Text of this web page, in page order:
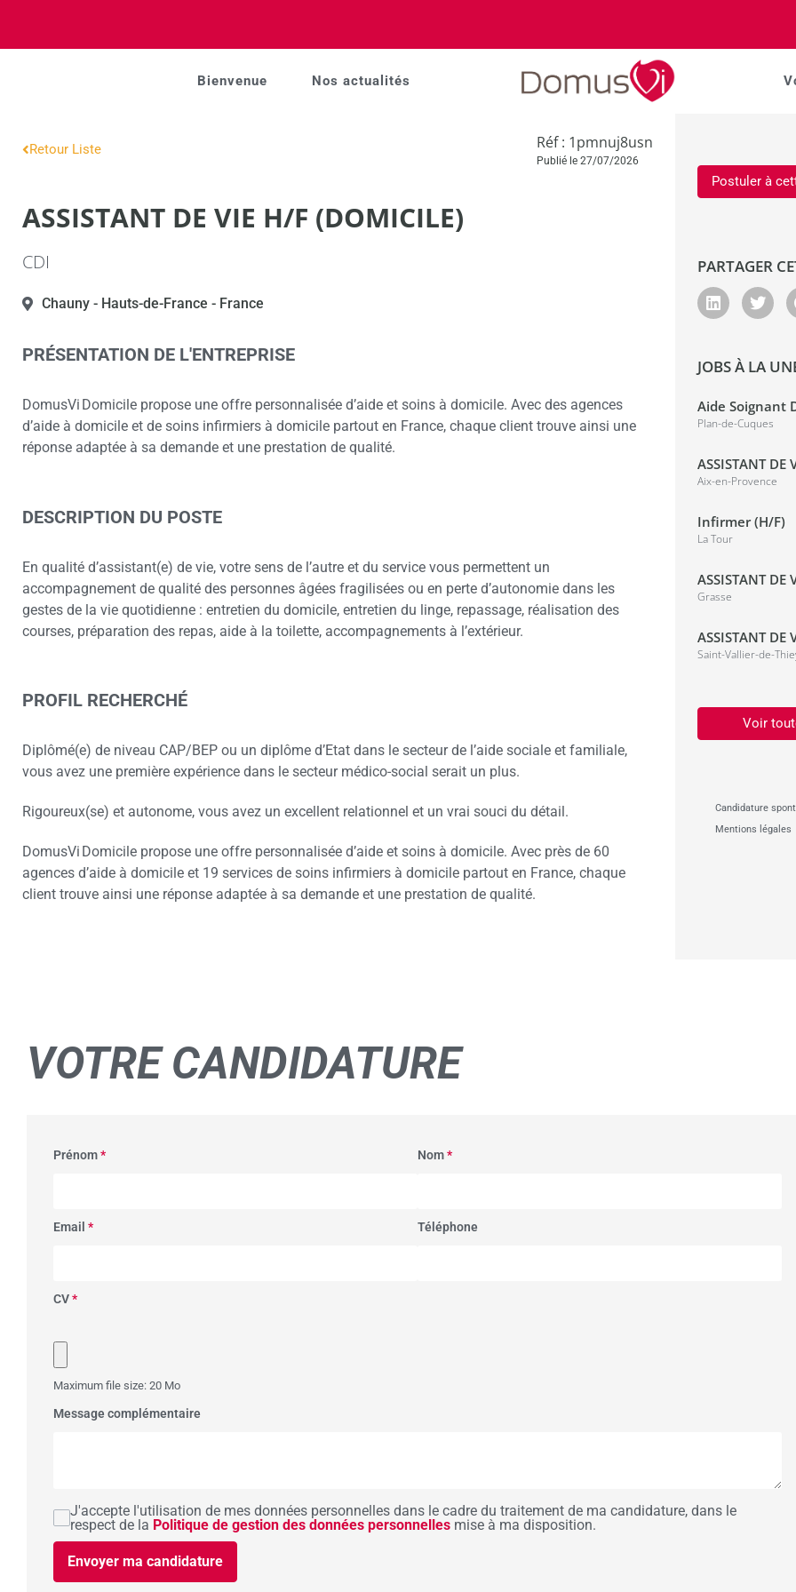
Bienvenue Nos actualités
Retour Liste Réf : 1pmnuj8usn
Publié le 27/07/2026
ASSISTANT DE VIE H/F (DOMICILE)
CDI
Chauny - Hauts-de-France - France
PRÉSENTATION DE L'ENTREPRISE
DomusVi Domicile propose une offre personnalisée d’aide et soins à domicile. Avec des agences
d’aide à domicile et de soins infirmiers à domicile partout en France, chaque client trouve ainsi une
réponse adaptée à sa demande et une prestation de qualité.
DESCRIPTION DU POSTE
En qualité d’assistant(e) de vie, votre sens de l’autre et du service vous permettent un
accompagnement de qualité des personnes âgées fragilisées ou en perte d’autonomie dans les
gestes de la vie quotidienne : entretien du domicile, entretien du linge, repassage, réalisation des
courses, préparation des repas, aide à la toilette, accompagnements à l’extérieur.
PROFIL RECHERCHÉ
Diplômé(e) de niveau CAP/BEP ou un diplôme d’Etat dans le secteur de l’aide sociale et familiale,
vous avez une première expérience dans le secteur médico-social serait un plus.
Rigoureux(se) et autonome, vous avez un excellent relationnel et un vrai souci du détail.
DomusVi Domicile propose une offre personnalisée d’aide et soins à domicile. Avec près de 60
agences d’aide à domicile et 19 services de soins infirmiers à domicile partout en France, chaque
client trouve ainsi une réponse adaptée à sa demande et une prestation de qualité.
Postuler à
PARTAGER
JOBS À LA
Aide Soignant
Plan-de-Cuques
ASSISTANT DE
Aix-en-Provence
Infirmer (H/F)
La Tour
ASSISTANT DE
Grasse
ASSISTANT DE
Saint-Vallier-de-
Voir
Candidature
Mentions légales
VOTRE CANDIDATURE
Prénom* Nom*
Email * Téléphone
CV*
Maximum file size: 20 Mo
Message complémentaire
J'accepte l'utilisation de mes données personnelles dans le cadre du traitement de ma candidature, dans le
respect de la Politique de gestion des données personnelles mise à ma disposition.
Envoyer ma candidature